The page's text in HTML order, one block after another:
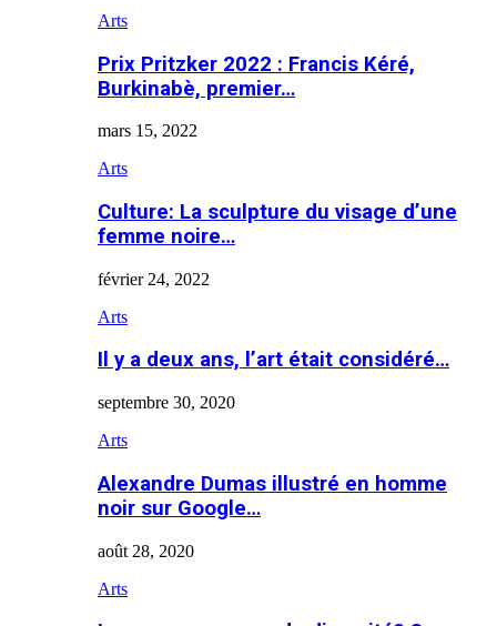
Arts
Prix Pritzker 2022 : Francis Kéré,
Burkinabè, premier…
mars 15, 2022
Arts
Culture: La sculpture du visage d’une
femme noire…
février 24, 2022
Arts
Il y a deux ans, l’art était considéré…
septembre 30, 2020
Arts
Alexandre Dumas illustré en homme
noir sur Google…
août 28, 2020
Arts